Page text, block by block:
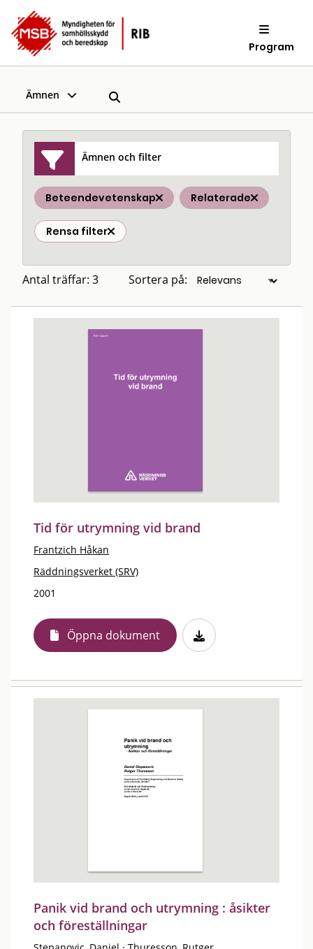
Program
Ämnen
Ämnen och filter
Beteendevetenskap Relaterade
Rensa filter
Antal träffar: 3 Sortera på:
Tid för utrymning vid brand
Frantzich Håkan
Räddningsverket (SRV)
2001
Öppna dokument
Panik vid brand och utrymning : åsikter
och föreställningar